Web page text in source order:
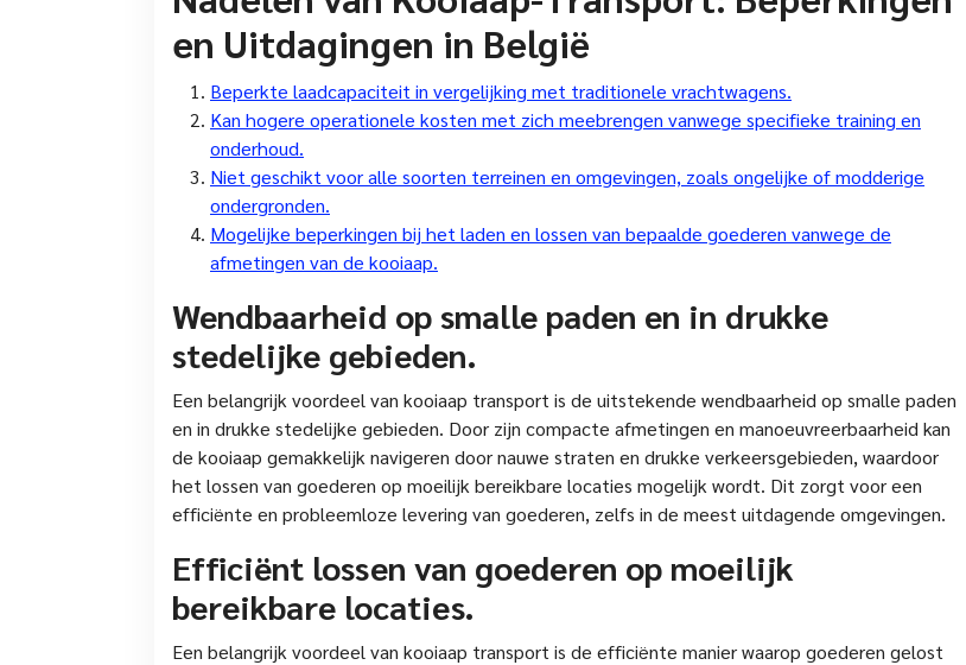
en Uitdagingen in België
Beperkte laadcapaciteit in vergelijking met traditionele vrachtwagens.
Kan hogere operationele kosten met zich meebrengen vanwege specifieke training en
onderhoud.
Niet geschikt voor alle soorten terreinen en omgevingen, zoals ongelijke of modderige
ondergronden.
Mogelijke beperkingen bij het laden en lossen van bepaalde goederen vanwege de
afmetingen van de kooiaap.
Wendbaarheid op smalle paden en in drukke
stedelijke gebieden.
Een belangrijk voordeel van kooiaap transport is de uitstekende wendbaarheid op smalle paden
en in drukke stedelijke gebieden. Door zijn compacte afmetingen en manoeuvreerbaarheid kan
de kooiaap gemakkelijk navigeren door nauwe straten en drukke verkeersgebieden, waardoor
het lossen van goederen op moeilijk bereikbare locaties mogelijk wordt. Dit zorgt voor een
efficiënte en probleemloze levering van goederen, zelfs in de meest uitdagende omgevingen.
Efficiënt lossen van goederen op moeilijk
bereikbare locaties.
Een belangrijk voordeel van kooiaap transport is de efficiënte manier waarop goederen gelost